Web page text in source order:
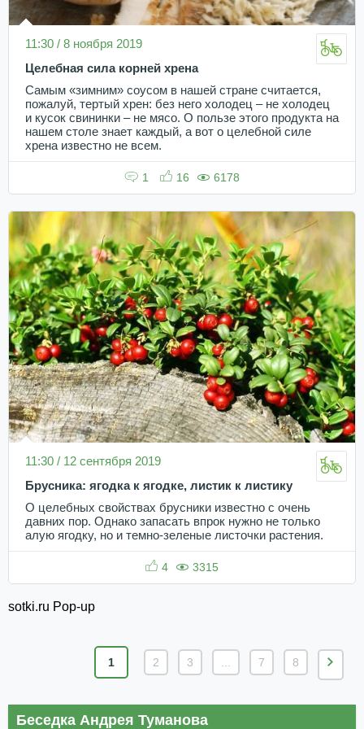
11:30 / 8 ноября 2019
Целебная сила корней хрена
Самым «зимним» соусом в нашей стране считается,
пожалуй, тертый хрен: без него холодец – не холодец
и кусок свининки – не мясо. О пользе этого продукта на
нашем столе знает каждый, а вот о целебной силе
хрена известно не всем.
1 16 6178
11:30 / 12 сентября 2019
Брусника: ягодка к ягодке, листик к листику
О целебных свойствах брусники известно с очень
давних пор. Однако запасать впрок нужно не только
алую ягодку, но и темно-зеленые листочки растения.
4 3315
sotki.ru Pop-up
1 2 3 ... 7 8
Беседка Андрея Туманова